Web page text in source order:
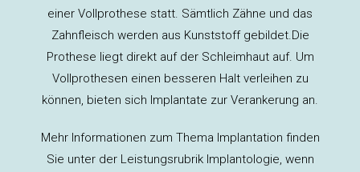
einer Vollprothese statt. Sämtlich Zähne und das
Zahnfleisch werden aus Kunststoff gebildet.Die
Prothese liegt direkt auf der Schleimhaut auf. Um
Vollprothesen einen besseren Halt verleihen zu
können, bieten sich Implantate zur Verankerung an.
Mehr Informationen zum Thema Implantation finden
Sie unter der Leistungsrubrik Implantologie, wenn